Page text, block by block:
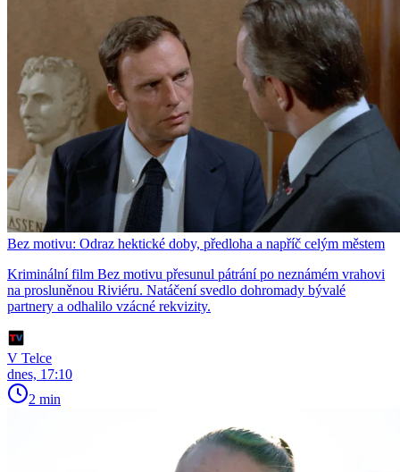
Bez motivu: Odraz hektické doby, předloha a napříč celým městem
Kriminální film Bez motivu přesunul pátrání po neznámém vrahovi
na prosluněnou Riviéru. Natáčení svedlo dohromady bývalé
partnery a odhalilo vzácné rekvizity.
V Telce
dnes, 17:10
2 min